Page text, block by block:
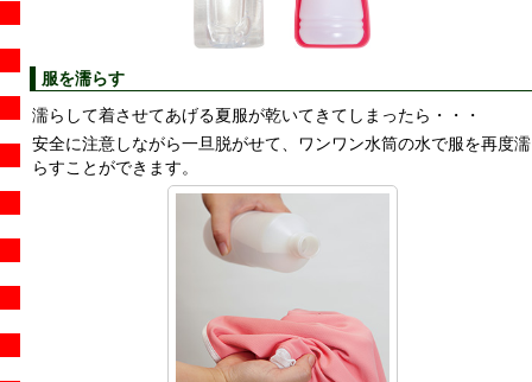
服を濡らす
濡らして着させてあげる夏服が乾いてきてしまったら ・・・
安全に注意しながら一旦脱がせて、ワンワン水筒の水で服を再度濡
らすことができます。